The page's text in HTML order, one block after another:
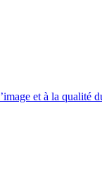
et à la qualité